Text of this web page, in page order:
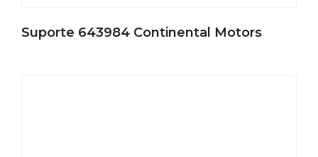
Suporte 643984 Continental Motors